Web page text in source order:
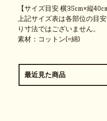
【サイズ目安 横35cm×縦
上記サイズ表は各部位の目
り寸法ではございません。
素材：コットン(=綿)
最近見た商品